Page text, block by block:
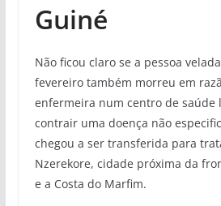
Guiné
Não ficou claro se a pessoa
fevereiro também morreu em
enfermeira num centro de saúde
contrair uma doença não
chegou a ser transferida para
Nzerekore, cidade próxima da
e a Costa do Marfim.